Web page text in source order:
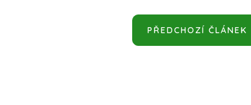
PŘEDCHOZÍ ČLÁNEK